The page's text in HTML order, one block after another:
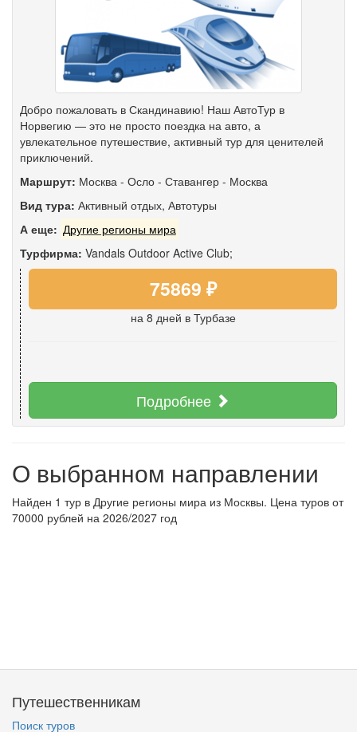
Добро пожаловать в Скандинавию! Наш АвтоТур в
Норвегию — это не просто поездка на авто, а
увлекательное путешествие, активный тур для ценителей
приключений.
Маршрут: Москва - Осло - Ставангер - Москва
Вид тура: Активный отдых, Автотуры
А еще: Другие регионы мира
Турфирма: Vandals Outdoor Active Club;
75869 ₽
на 8 дней в Турбазе
Подробнее
О выбранном направлении
Найден 1 тур в Другие регионы мира из Москвы. Цена туров от
70000 рублей на 2026/2027 год
Путешественникам
Поиск туров